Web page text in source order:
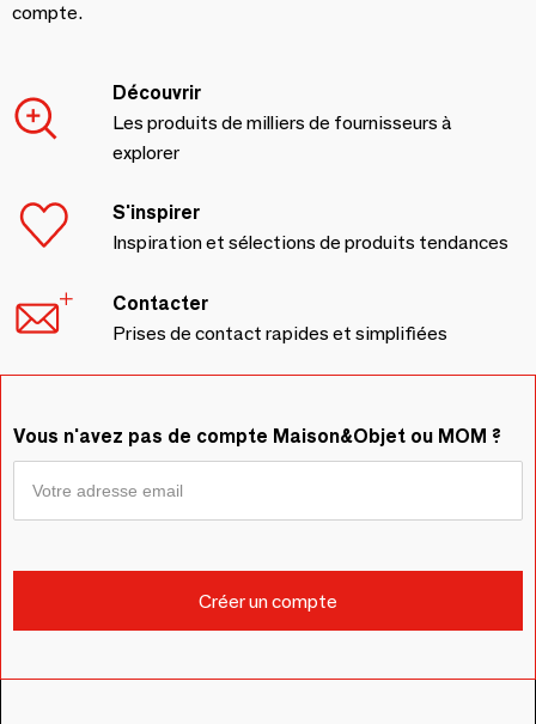
compte.
Découvrir
Les produits de milliers de fournisseurs à
explorer
S'inspirer
Inspiration et sélections de produits tendances
Contacter
Prises de contact rapides et simplifiées
Vous n'avez pas de compte Maison&Objet ou MOM ?